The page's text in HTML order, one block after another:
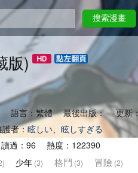
搜索漫畫
版)
語言：繁體 最後出版： 更新：
者：眩しい、眩しすぎる
過：96 熱度：122390
少年 (3) 格鬥 (3) 冒險 (2)